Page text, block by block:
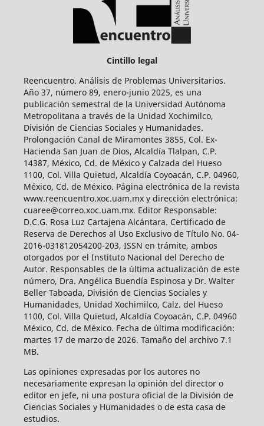
Cintillo legal
Reencuentro. Análisis de Problemas Universitarios.
Año 37, número 89, enero-junio 2025, es una
publicación semestral de la Universidad Autónoma
Metropolitana a través de la Unidad Xochimilco,
División de Ciencias Sociales y Humanidades.
Prolongación Canal de Miramontes 3855, Col. Ex-
Hacienda San Juan de Dios, Alcaldía Tlalpan, C.P.
14387, México, Cd. de México y Calzada del Hueso
1100, Col. Villa Quietud, Alcaldía Coyoacán, C.P. 04960,
México, Cd. de México. Página electrónica de la revista
www.reencuentro.xoc.uam.mx y dirección electrónica:
cuaree@correo.xoc.uam.mx. Editor Responsable:
D.C.G. Rosa Luz Cartajena Alcántara. Certificado de
Reserva de Derechos al Uso Exclusivo de Título No. 04-
2016-031812054200-203, ISSN en trámite, ambos
otorgados por el Instituto Nacional del Derecho de
Autor. Responsables de la última actualización de este
número, Dra. Angélica Buendía Espinosa y Dr. Walter
Beller Taboada, División de Ciencias Sociales y
Humanidades, Unidad Xochimilco, Calz. del Hueso
1100, Col. Villa Quietud, Alcaldía Coyoacán, C.P. 04960
México, Cd. de México. Fecha de última modificación:
martes 17 de marzo de 2026. Tamaño del archivo 7.1
MB.
Las opiniones expresadas por los autores no
necesariamente expresan la opinión del director o
editor en jefe, ni una postura oficial de la División de
Ciencias Sociales y Humanidades o de esta casa de
estudios.